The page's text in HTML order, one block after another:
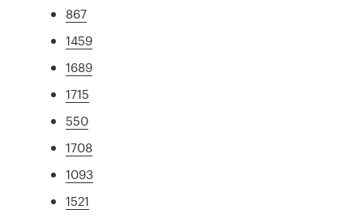
867
1459
1689
1715
550
1708
1093
1521